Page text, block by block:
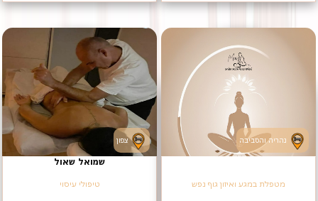
צפון
שמואל שאול
טיפולי עיסוי מטפלת במגע ואיזון גוף נפש